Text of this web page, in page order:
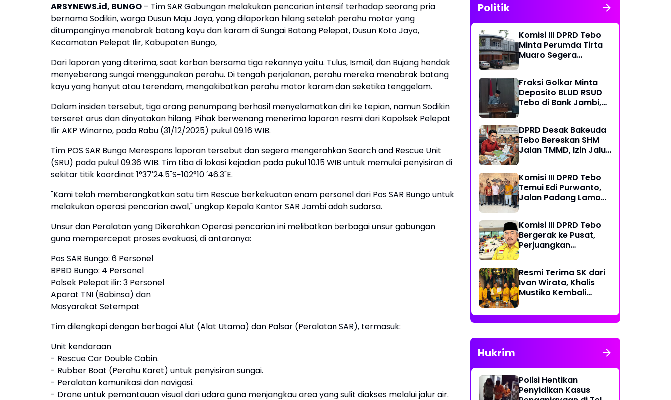
ARSYNEWS.id, BUNGO – Tim SAR Gabungan melakukan pencarian intensif terhadap seorang pria
bernama Sodikin, warga Dusun Maju Jaya, yang dilaporkan hilang setelah perahu motor yang
ditumpanginya menabrak batang kayu dan karam di Sungai Batang Pelepat, Dusun Koto Jayo,
Kecamatan Pelepat Ilir, Kabupaten Bungo,
Dari laporan yang diterima, saat korban bersama tiga rekannya yaitu. Tulus, Ismail, dan Bujang hendak
menyeberang sungai menggunakan perahu. Di tengah perjalanan, perahu mereka menabrak batang
kayu yang hanyut atau terendam, mengakibatkan perahu motor karam dan seketika tenggelam.
Dalam insiden tersebut, tiga orang penumpang berhasil menyelamatkan diri ke tepian, namun Sodikin
terseret arus dan dinyatakan hilang. Pihak berwenang menerima laporan resmi dari Kapolsek Pelepat
Ilir AKP Winarno, pada Rabu (31/12/2025) pukul 09.16 WIB.
Tim POS SAR Bungo Merespons laporan tersebut dan segera mengerahkan Search and Rescue Unit
(SRU) pada pukul 09.36 WIB. Tim tiba di lokasi kejadian pada pukul 10.15 WIB untuk memulai penyisiran di
sekitar titik koordinat 1°37′24.5"S−102°10 ′46.3"E.
"Kami telah memberangkatkan satu tim Rescue berkekuatan enam personel dari Pos SAR Bungo untuk
melakukan operasi pencarian awal," ungkap Kepala Kantor SAR Jambi adah sudarsa.
Unsur dan Peralatan yang Dikerahkan Operasi pencarian ini melibatkan berbagai unsur gabungan
guna mempercepat proses evakuasi, di antaranya:
Pos SAR Bungo: 6 Personel
BPBD Bungo: 4 Personel
Polsek Pelepat ilir: 3 Personel
Aparat TNI (Babinsa) dan
Masyarakat Setempat
Tim dilengkapi dengan berbagai Alut (Alat Utama) dan Palsar (Peralatan SAR), termasuk:
Unit kendaraan
- Rescue Car Double Cabin.
- Rubber Boat (Perahu Karet) untuk penyisiran sungai.
- Peralatan komunikasi dan navigasi.
- Drone untuk pemantauan visual dari udara guna menjangkau area yang sulit diakses melalui jalur air.
Politik
Komisi III DPRD Tebo
Minta Perumda Tirta
Muaro Segera
Jambi
Fraksi Golkar Minta
Deposito BLUD RSUD
Tebo di Bank Jambi,
Perintis
DPRD Desak Bakeuda
Tebo Bereskan SHM
Jalan TMMD, Izin Jalur
Komisi III DPRD Tebo
Temui Edi Purwanto,
Jalan Padang Lamo
Komisi III DPRD Tebo
Bergerak ke Pusat,
Perjuangkan
Resmi Terima SK dari
Ivan Wirata, Khalis
Mustiko Kembali
Liga Marisa Jadi
Sekretaris
Hukrim
Polisi Hentikan
Penyidikan Kasus